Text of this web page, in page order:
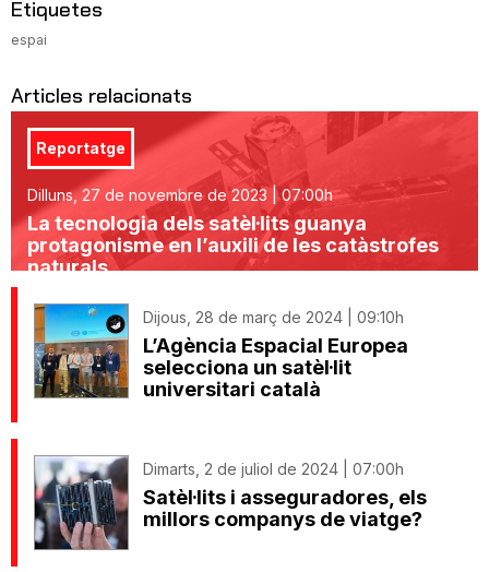
Etiquetes
espai
Articles relacionats
Reportatge
Dilluns, 27 de novembre de 2023 | 07:00h
La tecnologia dels satèl·lits guanya
protagonisme en l’auxili de les catàstrofes
naturals
Dijous, 28 de març de 2024 | 09:10h
L’Agència Espacial Europea
selecciona un satèl·lit
universitari català
Dimarts, 2 de juliol de 2024 | 07:00h
Satèl·lits i asseguradores, els
millors companys de viatge?